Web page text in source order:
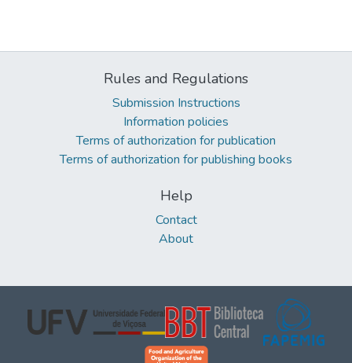
Rules and Regulations
Submission Instructions
Information policies
Terms of authorization for publication
Terms of authorization for publishing books
Help
Contact
About